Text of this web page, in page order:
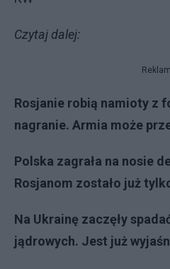
Czytaj dalej:
Rosjanie robią namioty z
nagranie. Armia może
Polska zagrała na nosie
Rosjanom zostało już
Na Ukrainę zaczęły
jądrowych. Jest już